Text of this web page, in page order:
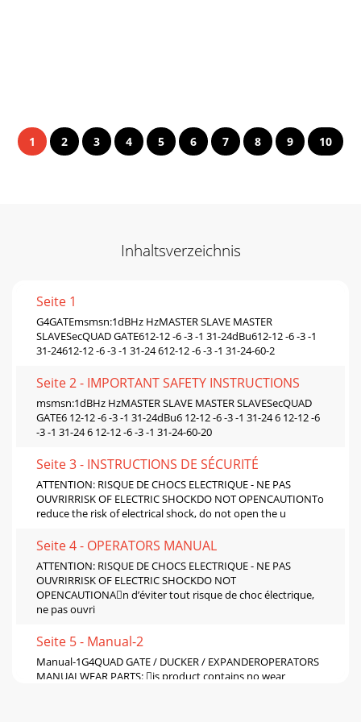
1 2 3 4 5 6 7 8 9 10
Inhaltsverzeichnis
Seite 1
G4GATEmsmsn:1dBHz HzMASTER SLAVE MASTER
SLAVESecQUAD GATE612-12 -6 -3 -1 31-24dBu612-12 -6 -3 -1
31-24612-12 -6 -3 -1 31-24 612-12 -6 -3 -1 31-24-60-2
Seite 2 - IMPORTANT SAFETY INSTRUCTIONS
msmsn:1dBHz HzMASTER SLAVE MASTER SLAVESecQUAD
GATE6 12-12 -6 -3 -1 31-24dBu6 12-12 -6 -3 -1 31-24 6 12-12 -6
-3 -1 31-24 6 12-12 -6 -3 -1 31-24-60-20
Seite 3 - INSTRUCTIONS DE SÉCURITÉ
ATTENTION: RISQUE DE CHOCS ELECTRIQUE - NE PAS
OUVRIRRISK OF ELECTRIC SHOCKDO NOT OPENCAUTIONTo
reduce the risk of electrical shock, do not open the u
Seite 4 - OPERATORS MANUAL
ATTENTION: RISQUE DE CHOCS ELECTRIQUE - NE PAS
OUVRIRRISK OF ELECTRIC SHOCKDO NOT
OPENCAUTIONAn d’éviter tout risque de choc électrique,
ne pas ouvri
Seite 5 - Manual-2
Manual-1G4QUAD GATE / DUCKER / EXPANDEROPERATORS
MANUALWEAR PARTS: is product contains no wear